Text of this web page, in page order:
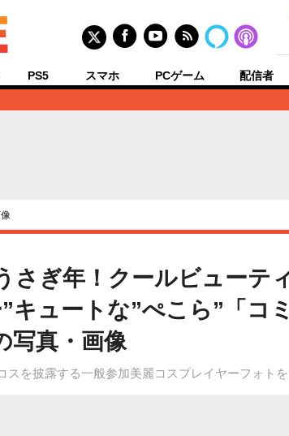
PS5 スマホ PCゲーム 配信者
さぎ年！クールビューテ
キュートな”ぺこら”「コ
写真・画像
を披露する一般参加美麗コスプレイヤーフォトを